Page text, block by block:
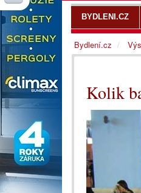
Kolik
BYDLENI.CZ
Bydlení.cz